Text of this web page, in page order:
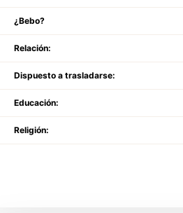
¿Bebo?
Relación:
Dispuesto a trasladarse:
Educación:
Religión: